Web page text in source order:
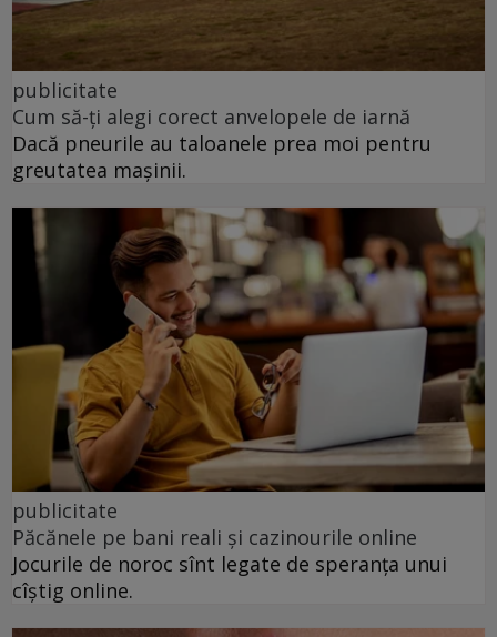
publicitate
Cum să-ți alegi corect anvelopele de iarnă
Dacă pneurile au taloanele prea moi pentru
greutatea mașinii.
publicitate
Păcănele pe bani reali și cazinourile online
Jocurile de noroc sînt legate de speranța unui
cîștig online.